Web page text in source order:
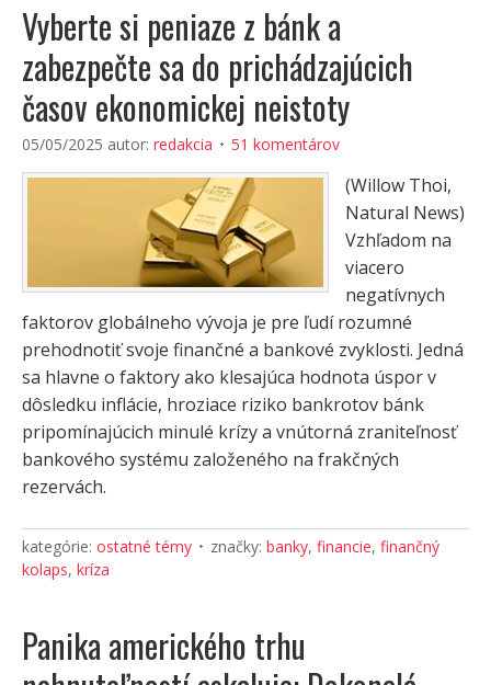
Vyberte si peniaze z bánk a
zabezpečte sa do prichádzajúcich
časov ekonomickej neistoty
05/05/2025 autor: redakcia 51 komentárov
(Willow Thoi,
Natural News)
Vzhľadom na
viacero
negatívnych
faktorov globálneho vývoja je pre ľudí rozumné
prehodnotiť svoje finančné a bankové zvyklosti. Jedná
sa hlavne o faktory ako klesajúca hodnota úspor v
dôsledku inflácie, hroziace riziko bankrotov bánk
pripomínajúcich minulé krízy a vnútorná zraniteľnosť
bankového systému založeného na frakčných
rezervách.
kategórie: ostatné témy značky: banky, financie, finančný
kolaps, kríza
Panika amerického trhu